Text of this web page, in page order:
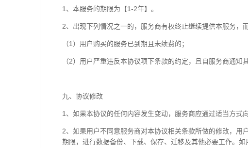
1、本服务的期限为【1-2年】。
2、出现下列情况之一的，服务商有权终止继续提供本服务，
（1）用户购买的服务已到期且未续费的；
（2）用户严重违反本协议项下条款的约定，且自服务商通知
九、协议修改
1、如果本协议的任何内容发生变动，服务商应通过适当方式
2、如果用户不同意服务商对本协议相关条款所做的修改，
期限，进行数据备份、下载、保存、迁移及其他必要工作。